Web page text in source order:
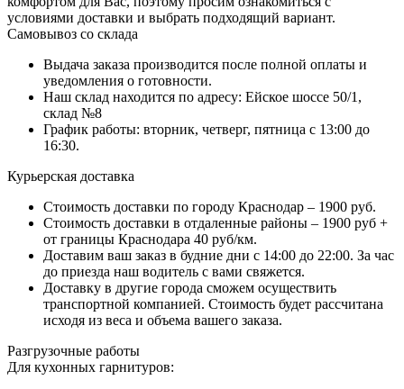
условиями доставки и выбрать подходящий вариант.
Самовывоз со склада
Выдача заказа производится после полной оплаты и
уведомления о готовности.
Наш склад находится по адресу: Ейское шоссе 50/1,
склад №8
График работы: вторник, четверг, пятница с 13:00 до
16:30.
Курьерская доставка
Стоимость доставки по городу Краснодар – 1900 руб.
Стоимость доставки в отдаленные районы – 1900 руб +
от границы Краснодара 40 руб/км.
Доставим ваш заказ в будние дни с 14:00 до 22:00. За час
до приезда наш водитель с вами свяжется.
Доставку в другие города сможем осуществить
транспортной компанией. Стоимость будет рассчитана
исходя из веса и объема вашего заказа.
Разгрузочные работы
Для кухонных гарнитуров: